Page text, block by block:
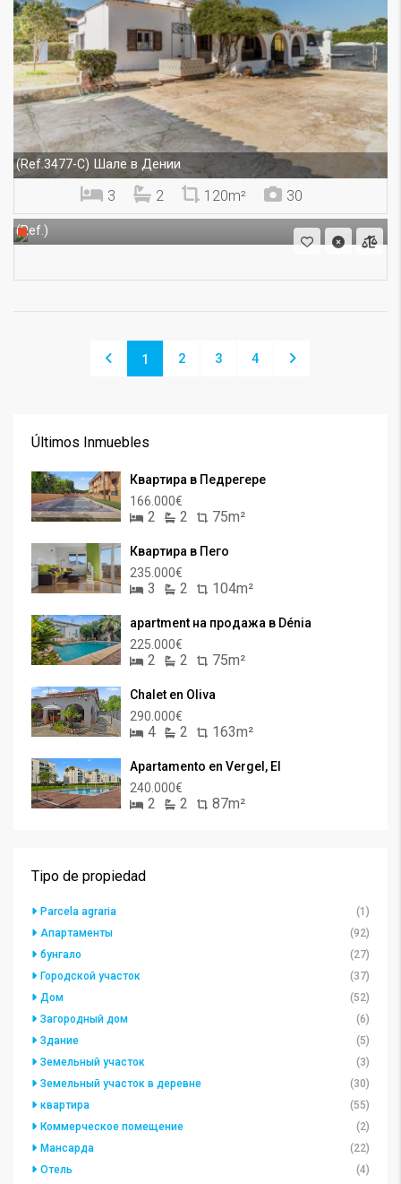
(Ref.3477-C) Шале в Дении
3 2 120m² 30
(Ref.)
1 2 3 4
Últimos Inmuebles
Квартира в Педрегере
166.000€
2 2 75m²
Квартира в Пего
235.000€
3 2 104m²
apartment на продажа в Dénia
225.000€
2 2 75m²
Chalet en Oliva
290.000€
4 2 163m²
Apartamento en Vergel, El
240.000€
2 2 87m²
Tipo de propiedad
Parcela agraria
(1)
Апартаменты
(92)
бунгало
(27)
Городской участок
(37)
Дом
(52)
Загородный дом
(6)
Здание
(5)
Земельный участок
(3)
Земельный участок в деревне
(30)
квартира
(55)
Коммерческое помещение
(2)
Мансарда
(22)
Отель
(4)